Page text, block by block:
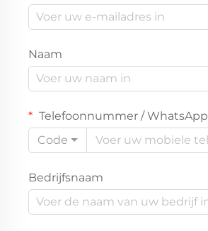
Naam
Telefoonnummer / WhatsApp
Code
Bedrijfsnaam